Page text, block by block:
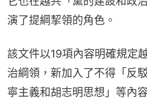
演了提綱挈領的角色。
該文件以19項內容明確規定
治綱領，新加入了不得「反
寧主義和胡志明思想」等內